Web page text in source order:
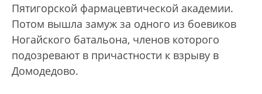
Пятигорской фармацевтической академии.
Потом вышла замуж за одного из боевиков
Ногайского батальона, членов которого
подозревают в причастности к взрыву в
Домодедово.